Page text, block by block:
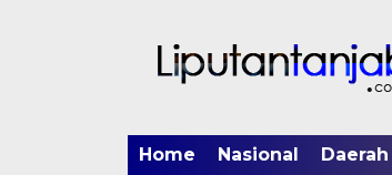
Home Nasional Daerah